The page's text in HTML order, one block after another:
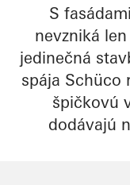
S
nevzniká
jedinečná
spája Schüco
špičkovú
dodávajú